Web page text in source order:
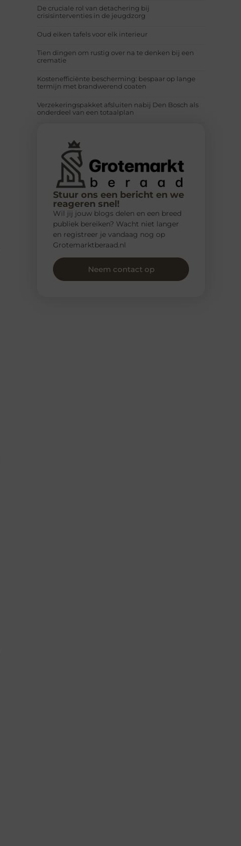
De cruciale rol van detachering bij
crisisinterventies in de jeugdzorg
Oud eiken tafels voor elk interieur
Tien dingen om rustig over na te denken bij een
crematie
Kostenefficiënte bescherming: bespaar op lange
termijn met brandwerend coaten
Verzekeringspakket afsluiten nabij Den Bosch als
onderdeel van een totaalplan
Stuur ons een bericht en we
reageren snel!
Wil jij jouw blogs delen en een breed
publiek bereiken? Wacht niet langer
en registreer je vandaag nog op
Grotemarktberaad.nl
Neem contact op